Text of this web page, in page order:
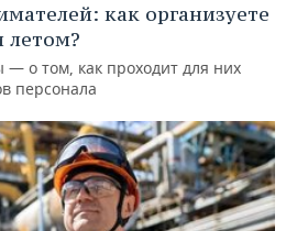
как организуете
летом?
— о том, как проходит для них
персонала